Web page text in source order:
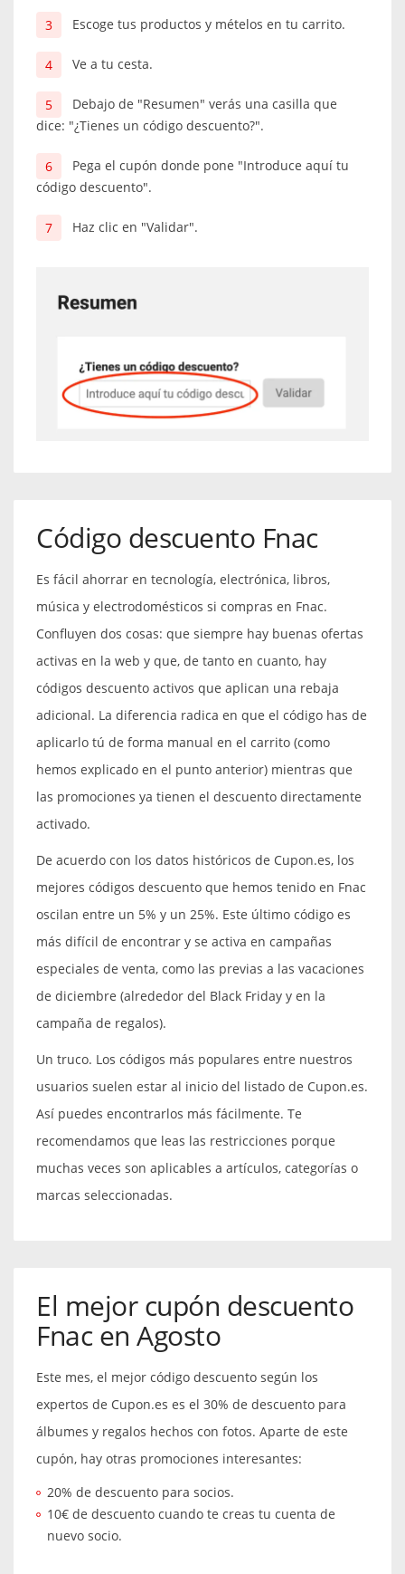
Escoge tus productos y mételos en tu carrito.
Ve a tu cesta.
Debajo de "Resumen" verás una casilla que
dice: "¿Tienes un código descuento?".
Pega el cupón donde pone "Introduce aquí tu
código descuento".
Haz clic en "Validar".
Código descuento Fnac
Es fácil ahorrar en tecnología, electrónica, libros,
música y electrodomésticos si compras en Fnac.
Confluyen dos cosas: que siempre hay buenas ofertas
activas en la web y que, de tanto en cuanto, hay
códigos descuento activos que aplican una rebaja
adicional. La diferencia radica en que el código has de
aplicarlo tú de forma manual en el carrito (como
hemos explicado en el punto anterior) mientras que
las promociones ya tienen el descuento directamente
activado.
De acuerdo con los datos históricos de Cupon.es, los
mejores códigos descuento que hemos tenido en Fnac
oscilan entre un 5% y un 25%. Este último código es
más difícil de encontrar y se activa en campañas
especiales de venta, como las previas a las vacaciones
de diciembre (alrededor del Black Friday y en la
campaña de regalos).
Un truco. Los códigos más populares entre nuestros
usuarios suelen estar al inicio del listado de Cupon.es.
Así puedes encontrarlos más fácilmente. Te
recomendamos que leas las restricciones porque
muchas veces son aplicables a artículos, categorías o
marcas seleccionadas.
El mejor cupón descuento
Fnac en Agosto
Este mes, el mejor código descuento según los
expertos de Cupon.es es el 30% de descuento para
álbumes y regalos hechos con fotos. Aparte de este
cupón, hay otras promociones interesantes:
20% de descuento para socios.
10€ de descuento cuando te creas tu cuenta de
nuevo socio.